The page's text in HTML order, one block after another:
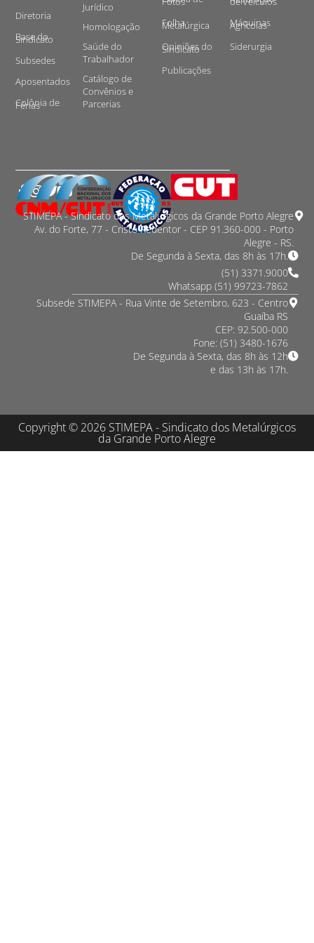
Diretoria
Base do
Sindicato
Subsedes
Aposentados
Colônia de
Férias
Jurídico
Homologação
Saúde do
Trabalhador
Catálogo de
Convênios e
Parcerias
Folha
Metalúrgica
Opiniões do
Sindicato
Publicações
Máquinas
Agrícolas
Siderurgia
STIMEPA - Sindicato dos Metalurgicos da Grande Porto Alegre
Av. do Forte, 77 - Cristo Redentor - CEP 91.360-000 - Porto
Alegre - RS.
De Segunda à Sexta, das 8h às 17h.
(51) 3371.9000
Whatsapp (51) 99723-7862
Subsede STIMEPA - Rua Vinte de Setembro, 623 - Centro
Guaíba RS
CEP: 92.500-000
Fone: (51) 3480-1676
De Segunda à Sexta, das 8h às 12h
e das 13h às 17h.
Copyright © 2026 STIMEPA - Sindicato dos Metalúrgicos
da Grande Porto Alegre